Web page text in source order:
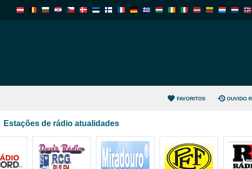
FAVORITOS OUVIDO
Estações de rádio atualidades